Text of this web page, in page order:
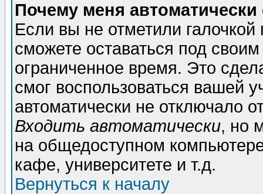
Почему меня автоматически
Если вы не отметили галочкой
сможете оставаться под
ограниченное время. Это
смог воспользоваться вашей
автоматически не отключало
Входить автоматически, но
на общедоступном
кафе, университете и т.д.
Вернуться к началу